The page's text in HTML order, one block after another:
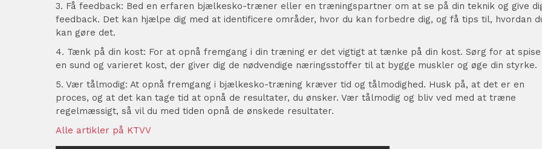
3. Få feedback: Bed en erfaren bjælkesko-træner eller en træningspartner om at se på din teknik og give
feedback. Det kan hjælpe dig med at identificere områder, hvor du kan forbedre dig, og få tips til, hvordan
kan gøre det.
4. Tænk på din kost: For at opnå fremgang i din træning er det vigtigt at tænke på din kost. Sørg for at spise
en sund og varieret kost, der giver dig de nødvendige næringsstoffer til at bygge muskler og øge din styrke.
5. Vær tålmodig: At opnå fremgang i bjælkesko-træning kræver tid og tålmodighed. Husk på, at det er en
proces, og at det kan tage tid at opnå de resultater, du ønsker. Vær tålmodig og bliv ved med at træne
regelmæssigt, så vil du med tiden opnå de ønskede resultater.
Alle artikler på KTVV